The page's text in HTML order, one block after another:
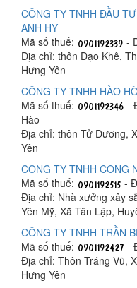
CÔNG TY TNHH ĐẦU
ANH HY
Mã số thuế:
-
Địa chỉ: thôn Đạo Khê,
Hưng Yên
CÔNG TY TNHH HÀO
Mã số thuế:
-
Hào
Địa chỉ: thôn Tử Dương,
Yên
CÔNG TY TNHH CÔNG
Mã số thuế:
-
Địa chỉ: Nhà xưởng xây
Yên Mỹ, Xã Tân Lập,
CÔNG TY TNHH TRẦN
Mã số thuế:
-
Địa chỉ: Thôn Tráng Vũ,
Hưng Yên